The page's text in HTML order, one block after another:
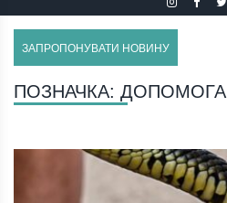
ЗАПРОПОНУВАТИ НОВИНУ
ПОЗНАЧКА: ДОПОМОГА